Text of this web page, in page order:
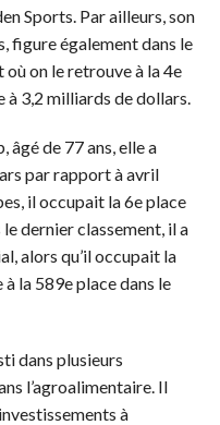
Sports. Par ailleurs, son
figure également dans le
on le retrouve à la 4e
à 3,2 milliards de dollars.
âgé de 77 ans, elle a
par rapport à avril
il occupait la 6e place
dernier classement, il a
alors qu’il occupait la
la 589e place dans le
dans plusieurs
l’agroalimentaire. Il
à